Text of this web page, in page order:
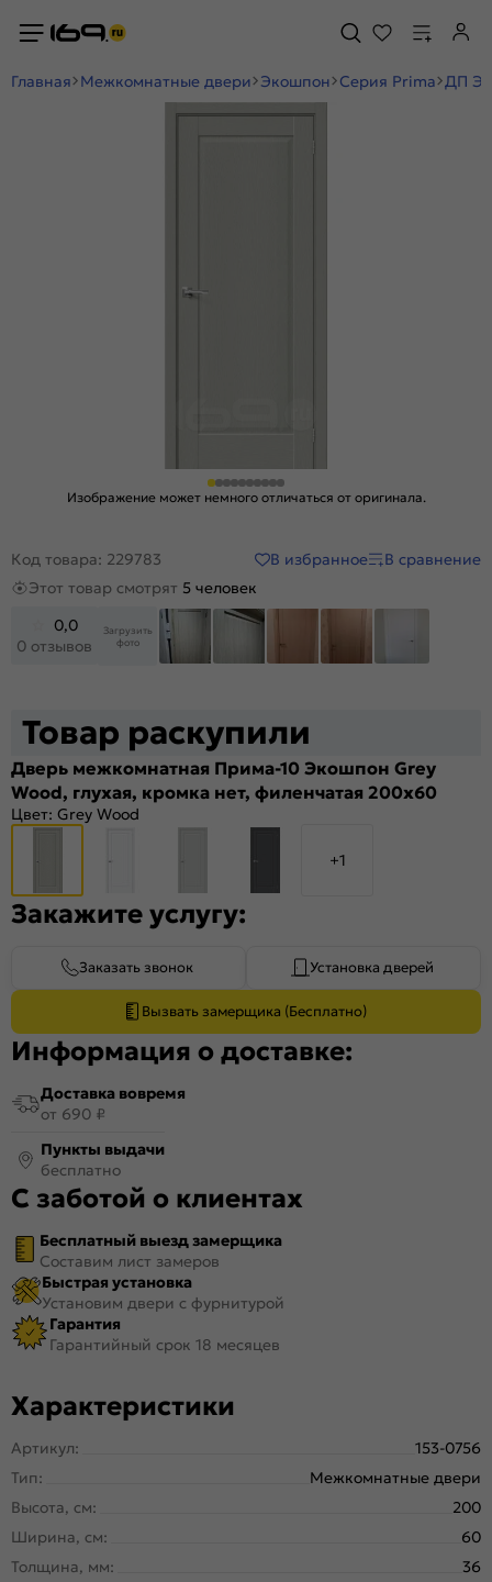
Главная Межкомнатные двери Экошпон Серия Prima ДП
Изображение может немного отличаться от оригинала.
Код товара: 229783 В избранное
В сравнение
Этот товар смотрят 5 человек
0,0
0 отзывов
Загрузить
фото
Товар раскупили
Дверь межкомнатная Прима-10 Экошпон Grey
Wood, глухая, кромка нет, филенчатая 200x60
Цвет: Grey Wood
+1
Закажите услугу:
Заказать звонок Установка дверей
Вызвать замерщика (Бесплатно)
Информация о доставке:
Доставка вовремя
от 690 ₽
Пункты выдачи
бесплатно
С заботой о клиентах
Бесплатный выезд замерщика
Составим лист замеров
Быстрая установка
Установим двери с фурнитурой
Гарантия
Гарантийный срок 18 месяцев
Характеристики
Артикул:
153-0756
Тип:
Межкомнатные двери
Высота, см:
200
Ширина, см:
60
Толщина, мм:
36